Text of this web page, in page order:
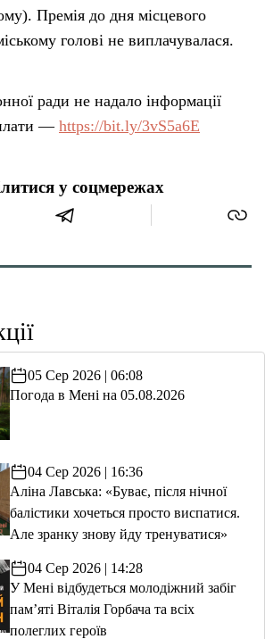
Премія до дня місцевого
голові не виплачувалася.
ради не надало інформації
— https://bit.ly/3vS5a6E
у соцмережах
05 Сер 2026 | 06:08
Погода в Мені на 05.08.2026
04 Сер 2026 | 16:36
Аліна Лавська: «Буває, після нічної
балістики хочеться просто виспатися.
Але зранку знову йду тренуватися»
04 Сер 2026 | 14:28
У Мені відбудеться молодіжний забіг
пам’яті Віталія Горбача та всіх
полеглих героїв